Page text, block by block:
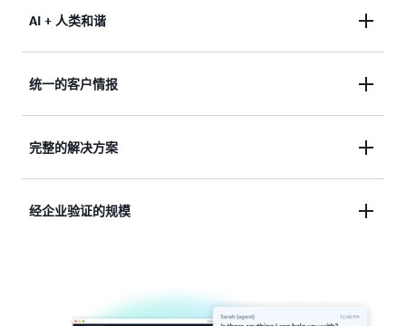
建立在 Amazon 自有的服务体验基础上，在每年全球
AI + 人类和谐
将 AI 的辅助力和人类的理解力结合到一套解决方案
统一的客户情报
将每个接触点连接成一次持续的对话，将孤立的数据
完整的解决方案
通过一款开箱即用的 AI 和人机交互应用程序，统一
经企业验证的规模